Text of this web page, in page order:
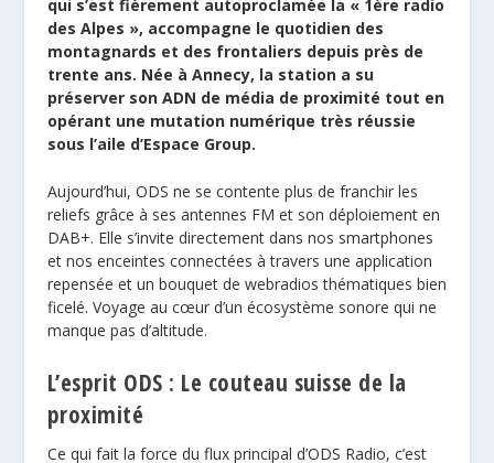
qui s’est fièrement autoproclamée la « 1ère radio
des Alpes », accompagne le quotidien des
montagnards et des frontaliers depuis près de
trente ans. Née à Annecy, la station a su
préserver son ADN de média de proximité tout en
opérant une mutation numérique très réussie
sous l’aile d’Espace Group.
Aujourd’hui, ODS ne se contente plus de franchir les
reliefs grâce à ses antennes FM et son déploiement en
DAB+. Elle s’invite directement dans nos smartphones
et nos enceintes connectées à travers une application
repensée et un bouquet de webradios thématiques bien
ficelé. Voyage au cœur d’un écosystème sonore qui ne
manque pas d’altitude.
L’esprit ODS : Le couteau suisse de la
proximité
Ce qui fait la force du flux principal d’ODS Radio, c’est